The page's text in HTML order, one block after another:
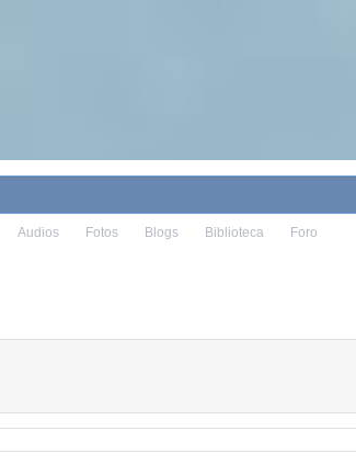
Audios Fotos Blogs Biblioteca Foro